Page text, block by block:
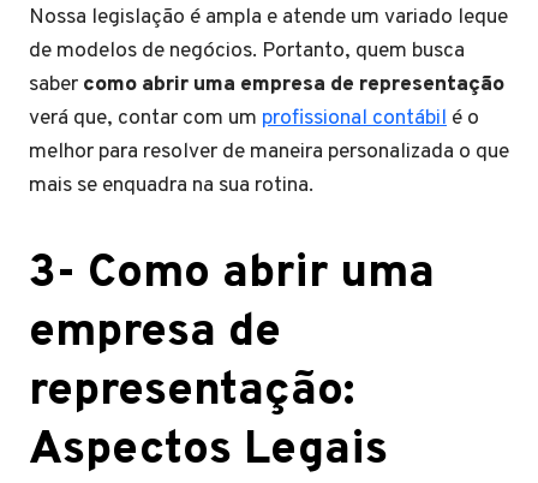
Nossa legislação é ampla e atende um variado leque
de modelos de negócios. Portanto, quem busca
saber como abrir uma empresa de representação
verá que, contar com um profissional contábil é o
melhor para resolver de maneira personalizada o que
mais se enquadra na sua rotina.
3- Como abrir uma
empresa de
representação:
Aspectos Legais